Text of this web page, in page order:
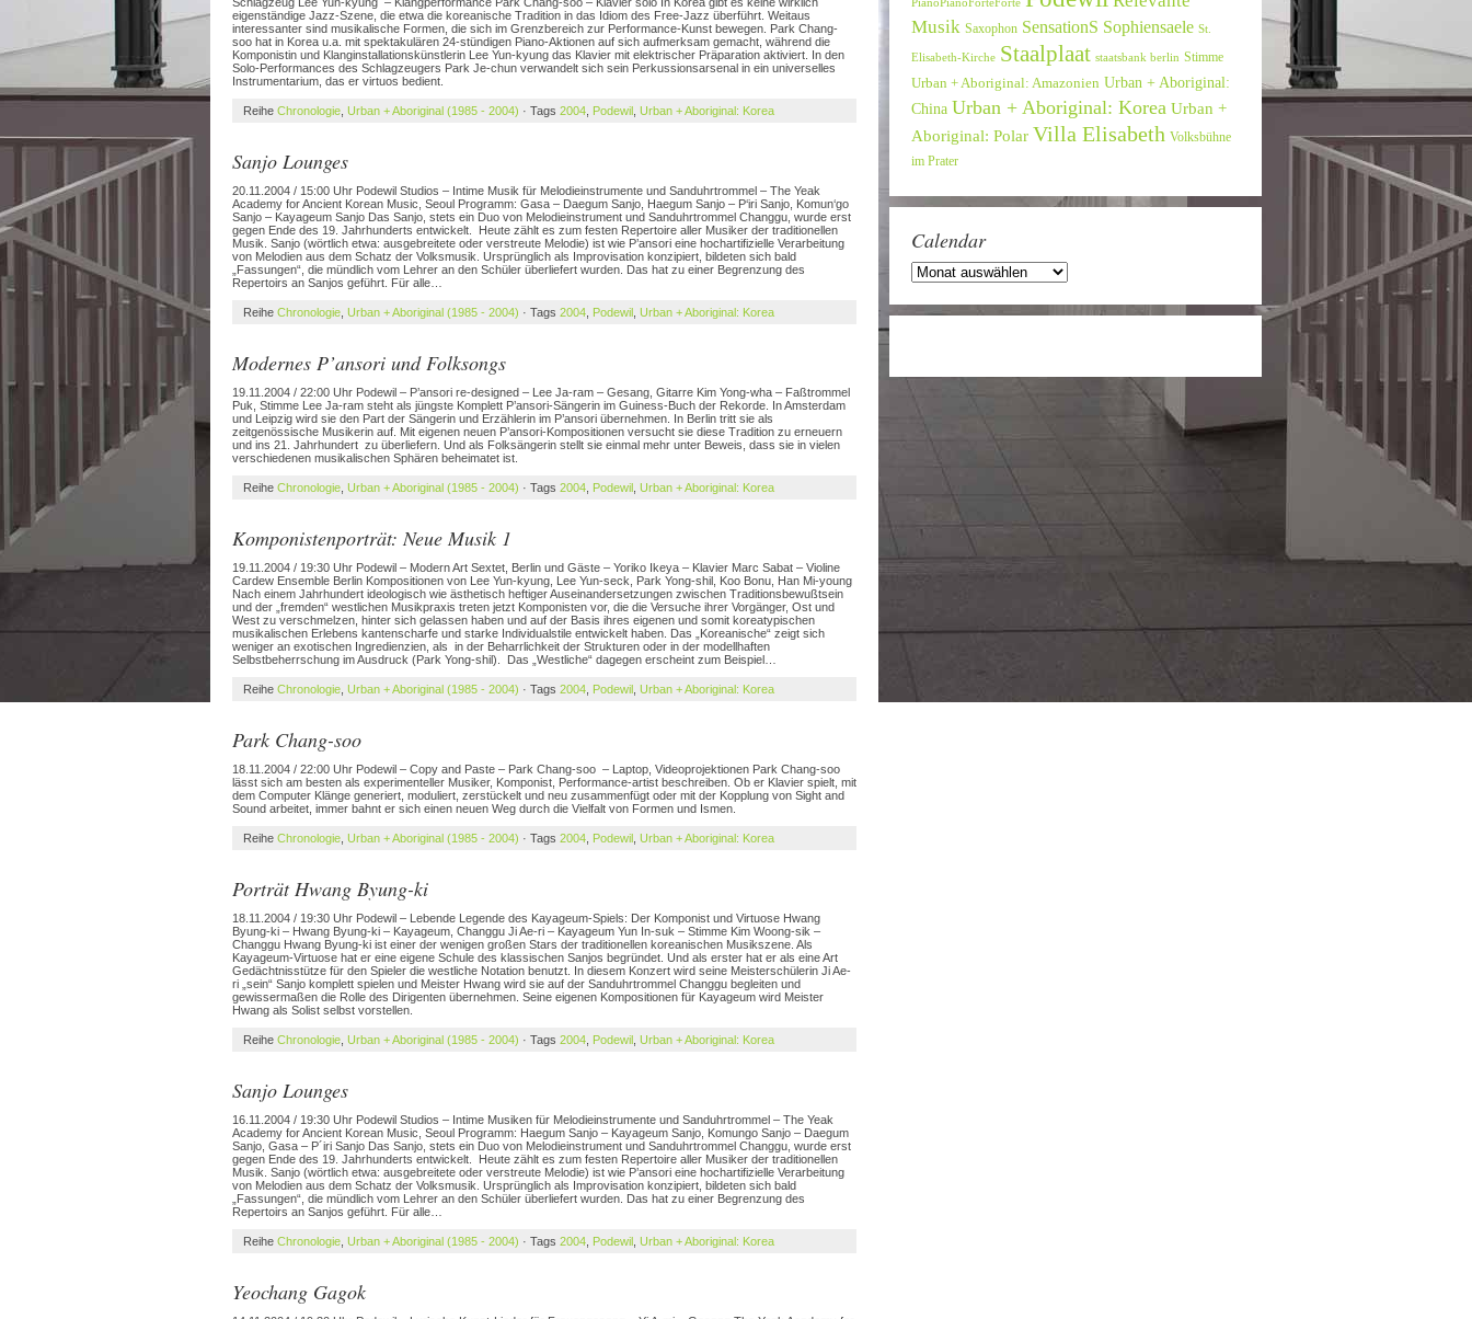
eigenständige Jazz-Szene, die etwa die koreanische Tradition in das Idiom des Free-Jazz überführt. Weitaus
interessanter sind musikalische Formen, die sich im Grenzbereich zur Performance-Kunst bewegen. Park Chang-
soo hat in Korea u.a. mit spektakulären 24-stündigen Piano-Aktionen auf sich aufmerksam gemacht, während die
Komponistin und Klanginstallationskünstlerin Lee Yun-kyung das Klavier mit elektrischer Präparation aktiviert. In den
Solo-Performances des Schlagzeugers Park Je-chun verwandelt sich sein Perkussionsarsenal in ein universelles
Instrumentarium, das er virtuos bedient.
Reihe Chronologie Urban + Aboriginal (1985 - 2004) · Tags 2004 Podewil Urban + Aboriginal: Korea
Sanjo Lounges
20.11.2004 / 15:00 Uhr Podewil Studios – Intime Musik für Melodieinstrumente und Sanduhrtrommel – The Yeak
Academy for Ancient Korean Music, Seoul Programm: Gasa – Daegum Sanjo, Haegum Sanjo – P‘iri Sanjo, Komun‘go
Sanjo – Kayageum Sanjo Das Sanjo, stets ein Duo von Melodieinstrument und Sanduhrtrommel Changgu, wurde erst
gegen Ende des 19. Jahrhunderts entwickelt. Heute zählt es zum festen Repertoire aller Musiker der traditionellen
Musik. Sanjo (wörtlich etwa: ausgebreitete oder verstreute Melodie) ist wie P’ansori eine hochartifizielle Verarbeitung
von Melodien aus dem Schatz der Volksmusik. Ursprünglich als Improvisation konzipiert, bildeten sich bald
„Fassungen“, die mündlich vom Lehrer an den Schüler überliefert wurden. Das hat zu einer Begrenzung des
Repertoirs an Sanjos geführt. Für alle…
Reihe Chronologie Urban + Aboriginal (1985 - 2004) · Tags 2004 Podewil Urban + Aboriginal: Korea
Modernes P’ansori und Folksongs
19.11.2004 / 22:00 Uhr Podewil – P’ansori re-designed – Lee Ja-ram – Gesang, Gitarre Kim Yong-wha – Faßtrommel
Puk, Stimme Lee Ja-ram steht als jüngste Komplett P’ansori-Sängerin im Guiness-Buch der Rekorde. In Amsterdam
und Leipzig wird sie den Part der Sängerin und Erzählerin im P’ansori übernehmen. In Berlin tritt sie als
zeitgenössische Musikerin auf. Mit eigenen neuen P’ansori-Kompositionen versucht sie diese Tradition zu erneuern
und ins 21. Jahrhundert zu überliefern. Und als Folksängerin stellt sie einmal mehr unter Beweis, dass sie in vielen
verschiedenen musikalischen Sphären beheimatet ist.
Reihe Chronologie Urban + Aboriginal (1985 - 2004) · Tags 2004 Podewil Urban + Aboriginal: Korea
Komponistenporträt: Neue Musik 1
19.11.2004 / 19:30 Uhr Podewil – Modern Art Sextet, Berlin und Gäste – Yoriko Ikeya – Klavier Marc Sabat – Violine
Cardew Ensemble Berlin Kompositionen von Lee Yun-kyung, Lee Yun-seck, Park Yong-shil, Koo Bonu, Han Mi-young
Nach einem Jahrhundert ideologisch wie ästhetisch heftiger Auseinandersetzungen zwischen Traditionsbewußtsein
und der „fremden“ westlichen Musikpraxis treten jetzt Komponisten vor, die die Versuche ihrer Vorgänger, Ost und
West zu verschmelzen, hinter sich gelassen haben und auf der Basis ihres eigenen und somit koreatypischen
musikalischen Erlebens kantenscharfe und starke Individualstile entwickelt haben. Das „Koreanische“ zeigt sich
weniger an exotischen Ingredienzien, als in der Beharrlichkeit der Strukturen oder in der modellhaften
Selbstbeherrschung im Ausdruck (Park Yong-shil). Das „Westliche“ dagegen erscheint zum Beispiel…
Reihe Chronologie Urban + Aboriginal (1985 - 2004) · Tags 2004 Podewil Urban + Aboriginal: Korea
Park Chang-soo
18.11.2004 / 22:00 Uhr Podewil – Copy and Paste – Park Chang-soo – Laptop, Videoprojektionen Park Chang-soo
lässt sich am besten als experimenteller Musiker, Komponist, Performance-artist beschreiben. Ob er Klavier spielt, mit
dem Computer Klänge generiert, moduliert, zerstückelt und neu zusammenfügt oder mit der Kopplung von Sight and
Sound arbeitet, immer bahnt er sich einen neuen Weg durch die Vielfalt von Formen und Ismen.
Reihe Chronologie Urban + Aboriginal (1985 - 2004) · Tags 2004 Podewil Urban + Aboriginal: Korea
Porträt Hwang Byung-ki
18.11.2004 / 19:30 Uhr Podewil – Lebende Legende des Kayageum-Spiels: Der Komponist und Virtuose Hwang
Byung-ki – Hwang Byung-ki – Kayageum, Changgu Ji Ae-ri – Kayageum Yun In-suk – Stimme Kim Woong-sik –
Changgu Hwang Byung-ki ist einer der wenigen großen Stars der traditionellen koreanischen Musikszene. Als
Kayageum-Virtuose hat er eine eigene Schule des klassischen Sanjos begründet. Und als erster hat er als eine Art
Gedächtnisstütze für den Spieler die westliche Notation benutzt. In diesem Konzert wird seine Meisterschülerin Ji Ae-
ri „sein“ Sanjo komplett spielen und Meister Hwang wird sie auf der Sanduhrtrommel Changgu begleiten und
gewissermaßen die Rolle des Dirigenten übernehmen. Seine eigenen Kompositionen für Kayageum wird Meister
Hwang als Solist selbst vorstellen.
Reihe Chronologie Urban + Aboriginal (1985 - 2004) · Tags 2004 Podewil Urban + Aboriginal: Korea
Sanjo Lounges
16.11.2004 / 19:30 Uhr Podewil Studios – Intime Musiken für Melodieinstrumente und Sanduhrtrommel – The Yeak
Academy for Ancient Korean Music, Seoul Programm: Haegum Sanjo – Kayageum Sanjo, Komungo Sanjo – Daegum
Sanjo, Gasa – P´iri Sanjo Das Sanjo, stets ein Duo von Melodieinstrument und Sanduhrtrommel Changgu, wurde erst
gegen Ende des 19. Jahrhunderts entwickelt. Heute zählt es zum festen Repertoire aller Musiker der traditionellen
Musik. Sanjo (wörtlich etwa: ausgebreitete oder verstreute Melodie) ist wie P’ansori eine hochartifizielle Verarbeitung
von Melodien aus dem Schatz der Volksmusik. Ursprünglich als Improvisation konzipiert, bildeten sich bald
„Fassungen“, die mündlich vom Lehrer an den Schüler überliefert wurden. Das hat zu einer Begrenzung des
Repertoirs an Sanjos geführt. Für alle…
Reihe Chronologie Urban + Aboriginal (1985 - 2004) · Tags 2004 Podewil Urban + Aboriginal: Korea
Yeochang Gagok
PianoPianoForteForte
Musik Saxophon SensationS Sophiensaele St.
Elisabeth-Kirche Staalplaat staatsbank berlin Stimme
Urban + Aboriginal: Amazonien Urban + Aboriginal:
China Urban + Aboriginal: Korea Urban +
Aboriginal: Polar Villa Elisabeth Volksbühne
im Prater
Calendar
Calendar